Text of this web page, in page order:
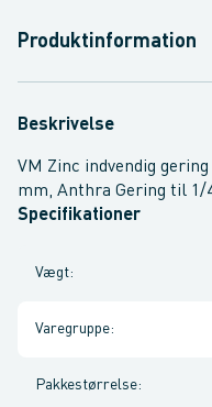
Produktinformation
Beskrivelse
VM Zinc indvendig
mm, Anthra Gering til 1/
Specifikationer
Vægt:
Varegruppe:
Pakkestørrelse: